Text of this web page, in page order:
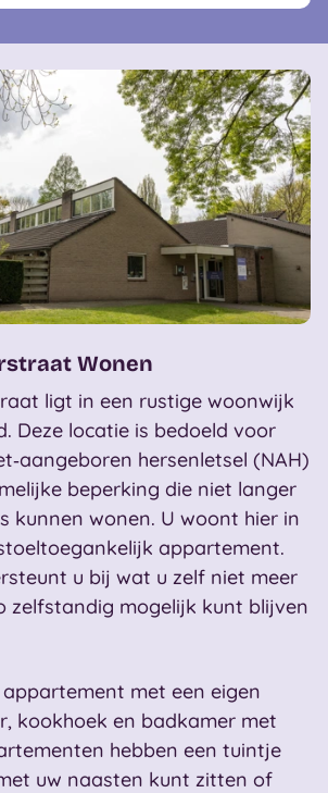
Wonen
ligt in een rustige woonwijk
Deze locatie is bedoeld voor
hersenletsel (NAH)
beperking die niet langer
kunnen wonen. U woont hier in
appartement.
u bij wat u zelf niet meer
zelfstandig mogelijk kunt blijven
met een eigen
kookhoek en badkamer met
hebben een tuintje
uw naasten kunt zitten of